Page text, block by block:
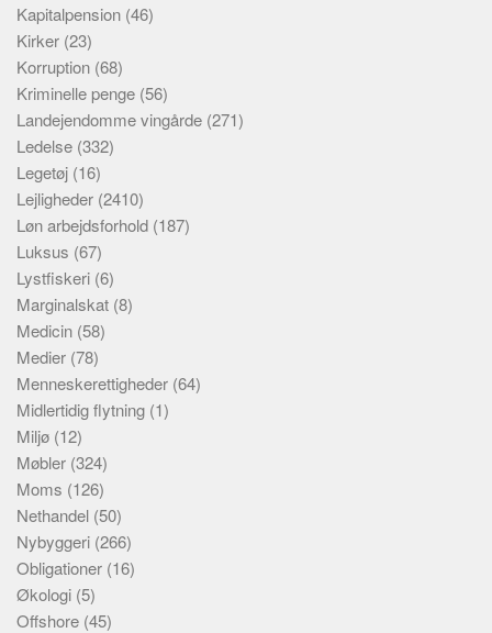
Kapitalpension (46)
Kirker (23)
Korruption (68)
Kriminelle penge (56)
Landejendomme vingårde (271)
Ledelse (332)
Legetøj (16)
Lejligheder (2410)
Løn arbejdsforhold (187)
Luksus (67)
Lystfiskeri (6)
Marginalskat (8)
Medicin (58)
Medier (78)
Menneskerettigheder (64)
Midlertidig flytning (1)
Miljø (12)
Møbler (324)
Moms (126)
Nethandel (50)
Nybyggeri (266)
Obligationer (16)
Økologi (5)
Offshore (45)